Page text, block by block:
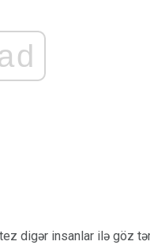
insanlar ilə göz